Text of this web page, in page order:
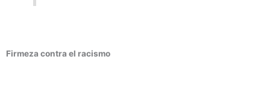
Firmeza contra el racismo